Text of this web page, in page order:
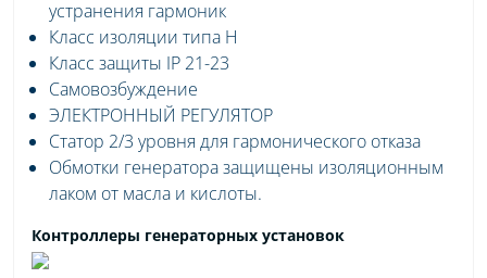
устранения гармоник
Класс изоляции типа H
Класс защиты IP 21-23
Самовозбуждение
ЭЛЕКТРОННЫЙ РЕГУЛЯТОР
Статор 2/3 уровня для гармонического отказа
Обмотки генератора защищены изоляционным
лаком от масла и кислоты.
Контроллеры генераторных установок